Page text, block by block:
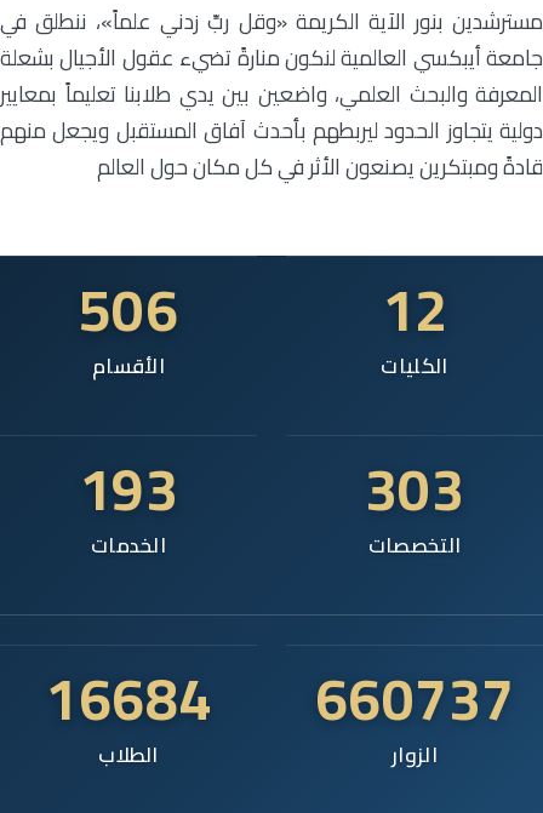
مسترشدين بنور الآية الكريمة «وقل ربِّ زدني علماً»، ننطلق في
جامعة أيبكسي العالمية لنكون منارةً تضيء عقول الأجيال بشعلة
المعرفة والبحث العلمي، واضعين بين يدي طلابنا تعليماً بمعايير
دولية يتجاوز الحدود ليربطهم بأحدث آفاق المستقبل ويجعل منهم
قادةً ومبتكرين يصنعون الأثر في كل مكان حول العالم
12
الكليات
506
الأقسام
303
التخصصات
193
الخدمات
660737
الزوار
16684
الطلاب